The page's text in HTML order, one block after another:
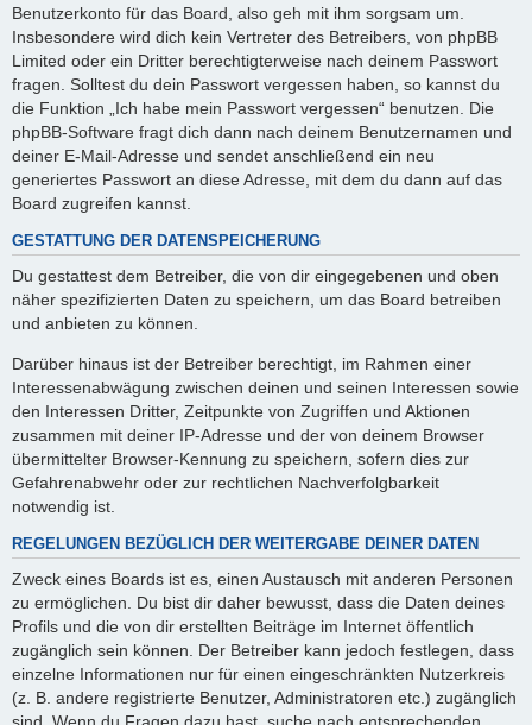
Benutzerkonto für das Board, also geh mit ihm sorgsam um.
Insbesondere wird dich kein Vertreter des Betreibers, von phpBB
Limited oder ein Dritter berechtigterweise nach deinem Passwort
fragen. Solltest du dein Passwort vergessen haben, so kannst du
die Funktion „Ich habe mein Passwort vergessen“ benutzen. Die
phpBB-Software fragt dich dann nach deinem Benutzernamen und
deiner E-Mail-Adresse und sendet anschließend ein neu
generiertes Passwort an diese Adresse, mit dem du dann auf das
Board zugreifen kannst.
GESTATTUNG DER DATENSPEICHERUNG
Du gestattest dem Betreiber, die von dir eingegebenen und oben
näher spezifizierten Daten zu speichern, um das Board betreiben
und anbieten zu können.
Darüber hinaus ist der Betreiber berechtigt, im Rahmen einer
Interessenabwägung zwischen deinen und seinen Interessen sowie
den Interessen Dritter, Zeitpunkte von Zugriffen und Aktionen
zusammen mit deiner IP-Adresse und der von deinem Browser
übermittelter Browser-Kennung zu speichern, sofern dies zur
Gefahrenabwehr oder zur rechtlichen Nachverfolgbarkeit
notwendig ist.
REGELUNGEN BEZÜGLICH DER WEITERGABE DEINER DATEN
Zweck eines Boards ist es, einen Austausch mit anderen Personen
zu ermöglichen. Du bist dir daher bewusst, dass die Daten deines
Profils und die von dir erstellten Beiträge im Internet öffentlich
zugänglich sein können. Der Betreiber kann jedoch festlegen, dass
einzelne Informationen nur für einen eingeschränkten Nutzerkreis
(z. B. andere registrierte Benutzer, Administratoren etc.) zugänglich
sind. Wenn du Fragen dazu hast, suche nach entsprechenden